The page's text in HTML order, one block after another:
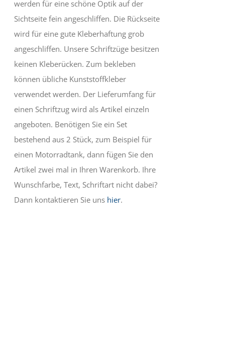
werden für eine schöne Optik auf der
Sichtseite fein angeschliffen. Die Rückseite
wird für eine gute Kleberhaftung grob
angeschliffen. Unsere Schriftzüge besitzen
keinen Kleberücken. Zum bekleben
können übliche Kunststoffkleber
verwendet werden. Der Lieferumfang für
einen Schriftzug wird als Artikel einzeln
angeboten. Benötigen Sie ein Set
bestehend aus 2 Stück, zum Beispiel für
einen Motorradtank, dann fügen Sie den
Artikel zwei mal in Ihren Warenkorb. Ihre
Wunschfarbe, Text, Schriftart nicht dabei?
Dann kontaktieren Sie uns hier.